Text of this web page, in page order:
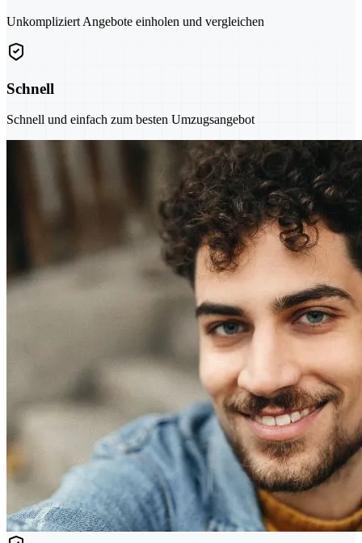
Unkompliziert Angebote einholen und vergleichen
Schnell
Schnell und einfach zum besten Umzugsangebot